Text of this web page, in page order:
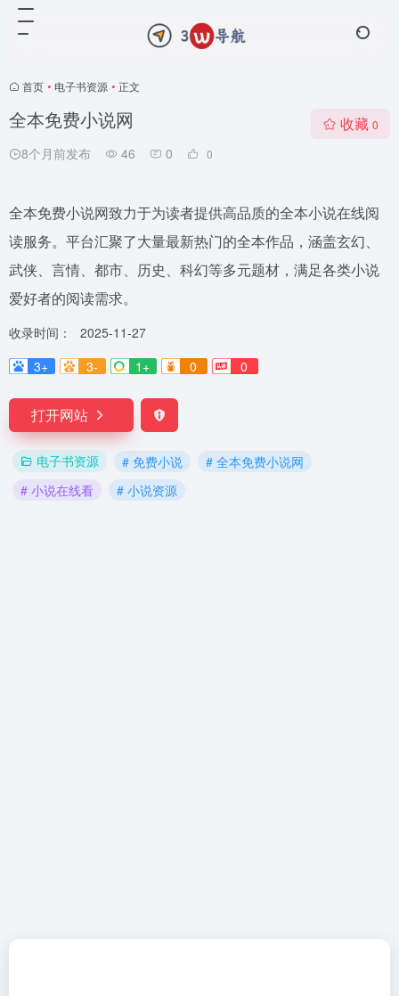
首页 • 电子书资源 • 正文
全本免费小说网
8个月前发布 46 0 0
收藏 0
全本免费小说网致力于为读者提供高品质的全本小说在线阅
读服务。平台汇聚了大量最新热门的全本作品，涵盖玄幻、
武侠、言情、都市、历史、科幻等多元题材，满足各类小说
爱好者的阅读需求。
收录时间：
2025-11-27
3+
3- 1+ 0 0
打开网站
电子书资源 # 免费小说
# 全本免费小说网
# 小说在线看
# 小说资源